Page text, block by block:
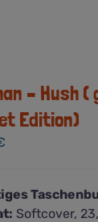
– Hush (
Edition)
Softcover,